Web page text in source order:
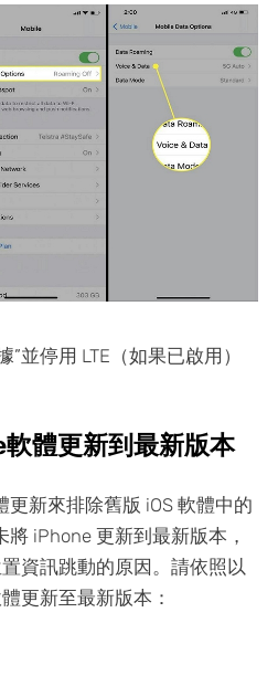
”並停用 LTE（如果已啟用）
體更新到最新版本
新來排除舊版 iOS 軟體中的
iPhone 更新到最新版本，
資訊跳動的原因。請依照以
更新至最新版本：